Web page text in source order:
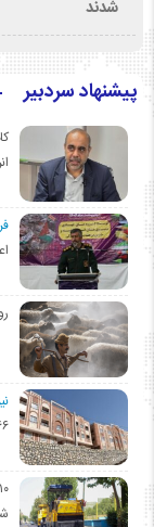
شدند
پیشنهاد سردبیر
اعزام
۶۶ واحد آماده